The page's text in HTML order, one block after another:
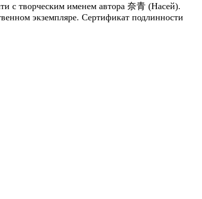
с творческим именем автора 奈青 (Насей).
экземпляре. Сертификат подлинности